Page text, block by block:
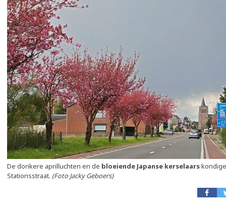
De donkere aprilluchten en de bloeiende Japanse kerselaars
Stationsstraat. (Foto Jacky Geboers)